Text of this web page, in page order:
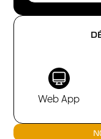
Web App